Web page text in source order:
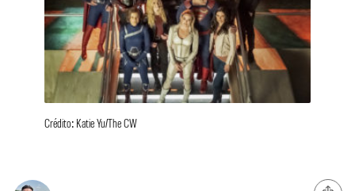
Crédito: Katie Yu/The CW